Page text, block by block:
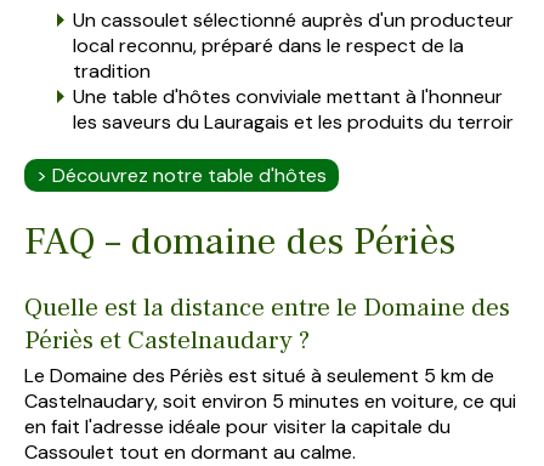
Un cassoulet sélectionné auprès d'un producteur
local reconnu, préparé dans le respect de la
tradition
Une table d'hôtes conviviale mettant à l'honneur
les saveurs du Lauragais et les produits du terroir
> Découvrez notre table d'hôtes
FAQ – domaine des Périès
Quelle est la distance entre le Domaine des
Périès et Castelnaudary ?
Le Domaine des Périès est situé à seulement 5 km de
Castelnaudary, soit environ 5 minutes en voiture, ce qui
en fait l'adresse idéale pour visiter la capitale du
Cassoulet tout en dormant au calme.